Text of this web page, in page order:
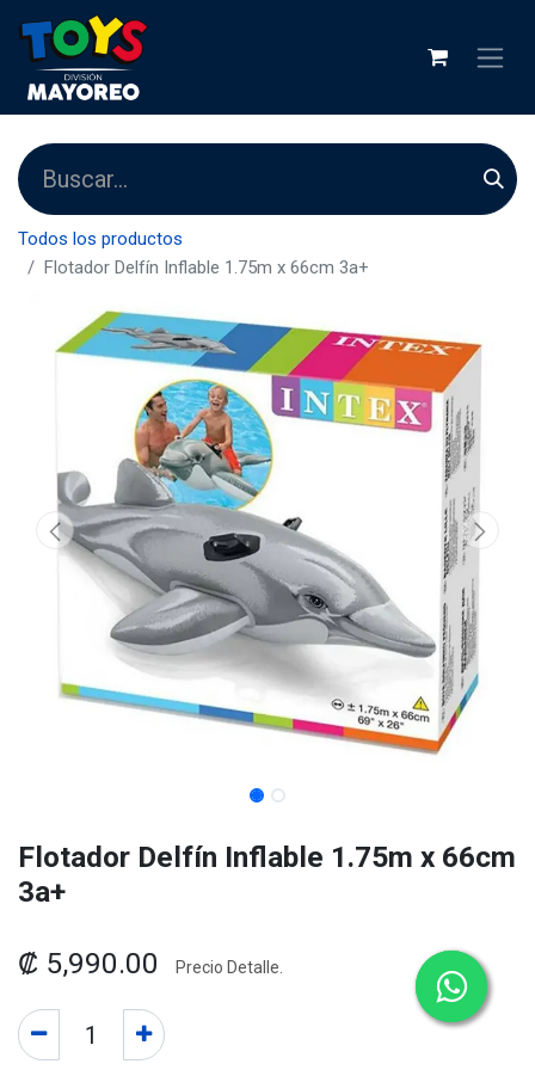
Todos los productos
Flotador Delfín Inflable 1.75m x 66cm 3a+
Flotador Delfín Inflable 1.75m x 66cm
3a+
₡ 5,990.00 Precio Detalle.